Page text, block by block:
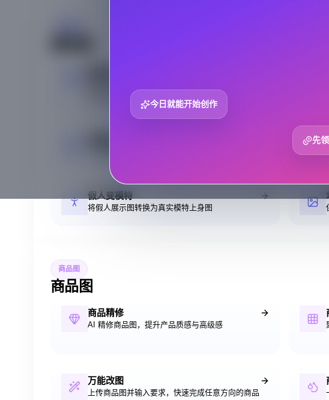
假人变模特
将假人展示图转换为真实模特上身图
商品图
商品图
商品精修
AI 精修商品图，提升产品质感与高级感
万能改图
上传商品图并输入要求，快速完成任意方向的商品
今日就能开始创作
先